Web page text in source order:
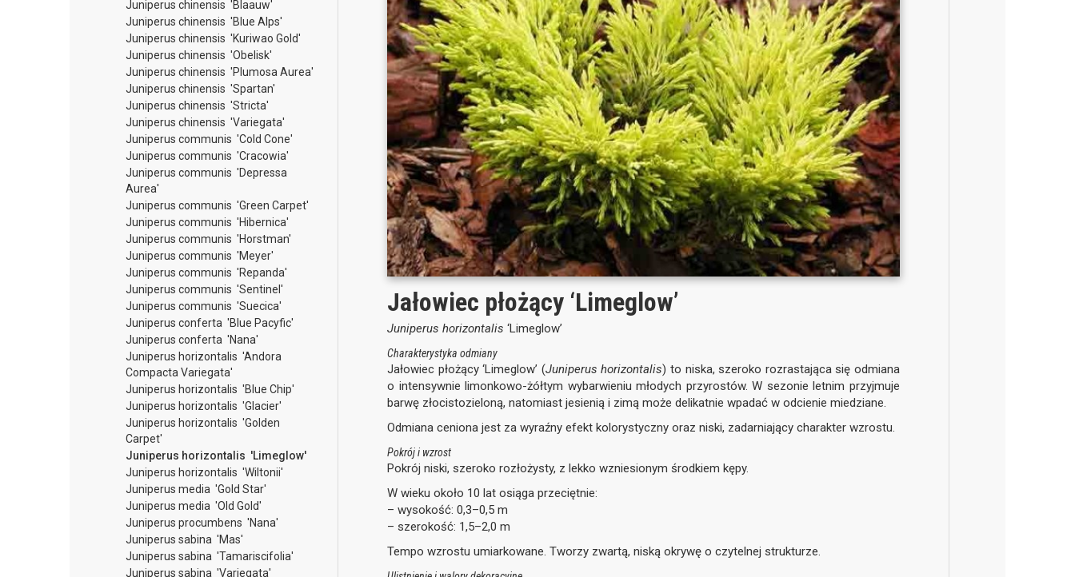
Juniperus chinensis 'Blaauw'
Juniperus chinensis 'Blue Alps'
Juniperus chinensis 'Kuriwao Gold'
Juniperus chinensis 'Obelisk'
Juniperus chinensis 'Plumosa Aurea'
Juniperus chinensis 'Spartan'
Juniperus chinensis 'Stricta'
Juniperus chinensis 'Variegata'
Juniperus communis 'Cold Cone'
Juniperus communis 'Cracowia'
Juniperus communis 'Depressa
Aurea'
Juniperus communis 'Green Carpet'
Juniperus communis 'Hibernica'
Juniperus communis 'Horstman'
Juniperus communis 'Meyer'
Juniperus communis 'Repanda'
Juniperus communis 'Sentinel'
Juniperus communis 'Suecica'
Juniperus conferta 'Blue Pacyfic'
Juniperus conferta 'Nana'
Juniperus horizontalis 'Andora
Compacta Variegata'
Juniperus horizontalis 'Blue Chip'
Juniperus horizontalis 'Glacier'
Juniperus horizontalis 'Golden
Carpet'
Juniperus horizontalis 'Limeglow'
Juniperus horizontalis 'Wiltonii'
Juniperus media 'Gold Star'
Juniperus media 'Old Gold'
Juniperus procumbens 'Nana'
Juniperus sabina 'Mas'
Juniperus sabina 'Tamariscifolia'
Juniperus sabina 'Variegata'
Jałowiec płożący ‘Limeglow’
Juniperus horizontalis ‘Limeglow’
Charakterystyka odmiany
Jałowiec płożący ‘Limeglow’ (Juniperus horizontalis) to niska, szeroko rozrastająca się odmiana
o intensywnie limonkowo-żółtym wybarwieniu młodych przyrostów. W sezonie letnim przyjmuje
barwę złocistozieloną, natomiast jesienią i zimą może delikatnie wpadać w odcienie miedziane.
Odmiana ceniona jest za wyraźny efekt kolorystyczny oraz niski, zadarniający charakter wzrostu.
Pokrój i wzrost
Pokrój niski, szeroko rozłożysty, z lekko wzniesionym środkiem kępy.
W wieku około 10 lat osiąga przeciętnie:
– wysokość: 0,3–0,5 m
– szerokość: 1,5–2,0 m
Tempo wzrostu umiarkowane. Tworzy zwartą, niską okrywę o czytelnej strukturze.